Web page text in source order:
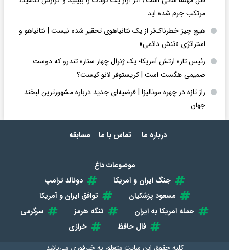
مرتکب جرم شده اید
هیچ چیز خطرناک‌تر از یک نتانیاهوی تحقیر شده نیست | نتانیاهو و
استراتژی «تنش دائمی»
رئیس تازه ارتش آمریکا؛ یک ژنرال چهار ستاره تندرو که دوست
صمیمی هگست است | کریستوفر لانو کیست؟
راز تازه در چهره مونالیزا | فرضیه‌ای جدید درباره مشهورترین لبخند
جهان
درباره ما تماس با ما مسابقه
موضوعات داغ
جنگ ایران و آمریکا
دونالد ترامپ
مسعود پزشکیان
توافق ایران و آمریکا
حمله آمریکا به ایران
تنگه هرمز
سرگرمی
فال حافظ
خرازی